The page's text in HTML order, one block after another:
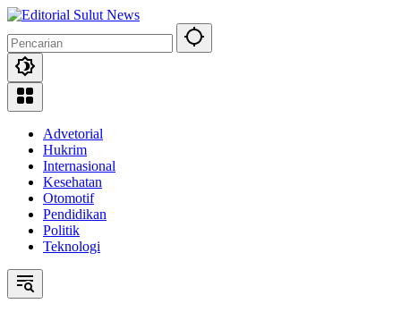
Langsung
konten
Advetorial
Hukrim
Internasional
Kesehatan
Otomotif
Pendidikan
Politik
Teknologi